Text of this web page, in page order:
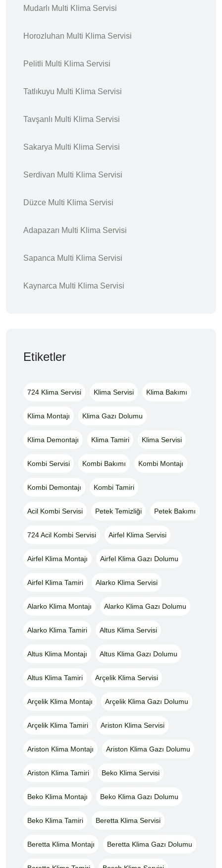
Mudarlı Multi Klima Servisi
Horozluhan Multi Klima Servisi
Pelitli Multi Klima Servisi
Tatlıkuyu Multi Klima Servisi
Tavşanlı Multi Klima Servisi
Sakarya Multi Klima Servisi
Serdivan Multi Klima Servisi
Düzce Multi Klima Servisi
Adapazarı Multi Klima Servisi
Sapanca Multi Klima Servisi
Kaynarca Multi Klima Servisi
Etiketler
724 Klima Servisi Klima Servisi Klima Bakımı
Klima Montajı Klima Gazı Dolumu
Klima Demontajı Klima Tamiri Klima Servisi
Kombi Servisi Kombi Bakımı Kombi Montajı
Kombi Demontajı Kombi Tamiri
Acil Kombi Servisi Petek Temizliği Petek Bakımı
724 Acil Kombi Servisi Airfel Klima Servisi
Airfel Klima Montajı Airfel Klima Gazı Dolumu
Airfel Klima Tamiri Alarko Klima Servisi
Alarko Klima Montajı Alarko Klima Gazı Dolumu
Alarko Klima Tamiri Altus Klima Servisi
Altus Klima Montajı Altus Klima Gazı Dolumu
Altus Klima Tamiri Arçelik Klima Servisi
Arçelik Klima Montajı Arçelik Klima Gazı Dolumu
Arçelik Klima Tamiri Ariston Klima Servisi
Ariston Klima Montajı Ariston Klima Gazı Dolumu
Ariston Klima Tamiri Beko Klima Servisi
Beko Klima Montajı Beko Klima Gazı Dolumu
Beko Klima Tamiri Beretta Klima Servisi
Beretta Klima Montajı Beretta Klima Gazı Dolumu